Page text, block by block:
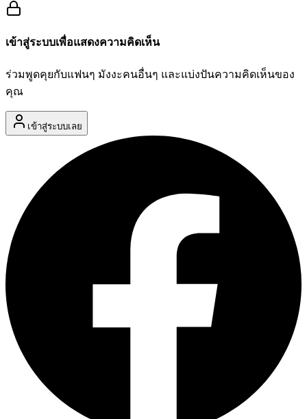
เข้าสู่ระบบเพื่อแสดงความคิดเห็น
ร่วมพูดคุยกับแฟนๆ มังงะคนอื่นๆ และแบ่งปันความคิดเห็นของ
คุณ
เข้าสู่ระบบเลย